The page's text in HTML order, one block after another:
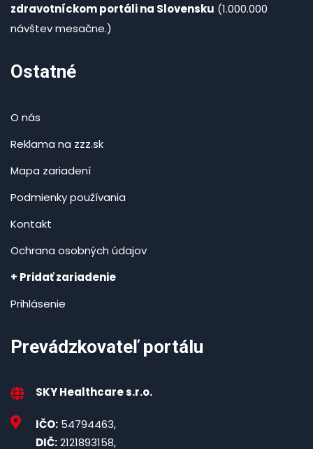
zdravotníckom portáli na Slovensku (1.000.000
návštev mesačne.)
Ostatné
O nás
Reklama na zzz.sk
Mapa zariadení
Podmienky používania
Kontakt
Ochrana osobných údajov
+ Pridať zariadenie
Prihlásenie
Prevádzkovateľ portálu
SKY Healthcare s.r.o.
IČO: 54794463,
DIČ:2121893158,